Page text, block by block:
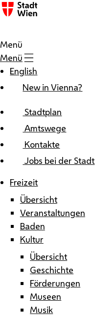
Zum Inhalt
Menü
Menü
English
New in Vienna?
Stadtplan
Amtswege
Kontakte
Jobs bei der Stadt
Freizeit
Übersicht
Veranstaltungen
Baden
Kultur
Übersicht
Geschichte
Förderungen
Museen
Musik